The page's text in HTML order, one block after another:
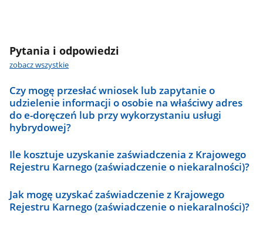
Pytania i odpowiedzi
zobacz wszystkie
Czy mogę przesłać wniosek lub zapytanie o
udzielenie informacji o osobie na właściwy adres
do e-doręczeń lub przy wykorzystaniu usługi
hybrydowej?
Ile kosztuje uzyskanie zaświadczenia z Krajowego
Rejestru Karnego (zaświadczenie o niekaralności)?
Jak mogę uzyskać zaświadczenie z Krajowego
Rejestru Karnego (zaświadczenie o niekaralności)?